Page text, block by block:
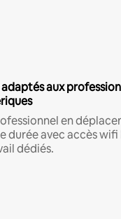
aux
en
durée avec accès
dédiés.